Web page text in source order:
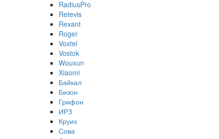
RadiusPro
Retevis
Rexant
Roger
Voxtel
Vostok
Wouxun
Xiaomi
Байкал
Бизон
Грифон
ИРЗ
Круиз
Сова